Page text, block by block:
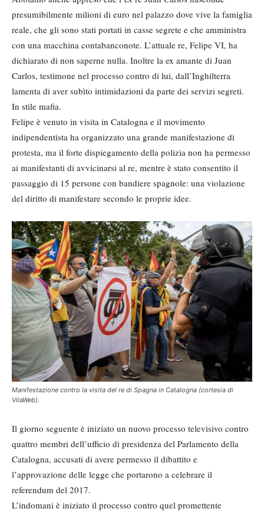
presumibilmente milioni di euro nel palazzo dove vive la famiglia
reale, che gli sono stati portati in casse segrete e che amministra
con una macchina contabanconote. L’attuale re, Felipe VI, ha
dichiarato di non saperne nulla. Inoltre la ex amante di Juan
Carlos, testimone nel processo contro di lui, dall’Inghilterra
lamenta di aver subìto intimidazioni da parte dei servizi segreti.
In stile mafia.
Felipe è venuto in visita in Catalogna e il movimento
indipendentista ha organizzato una grande manifestazione di
protesta, ma il forte dispiegamento della polizia non ha permesso
ai manifestanti di avvicinarsi al re, mentre è stato consentito il
passaggio di 15 persone con bandiere spagnole: una violazione
del diritto di manifestare secondo le proprie idee.
Manifestazione contro la visita del re di Spagna in Catalogna (cortesia di
VilaWeb).
Il giorno seguente è iniziato un nuovo processo televisivo contro
quattro membri dell’ufficio di presidenza del Parlamento della
Catalogna, accusati di avere permesso il dibattito e
l’approvazione delle legge che portarono a celebrare il
referendum del 2017.
L’indomani è iniziato il processo contro quel promettente